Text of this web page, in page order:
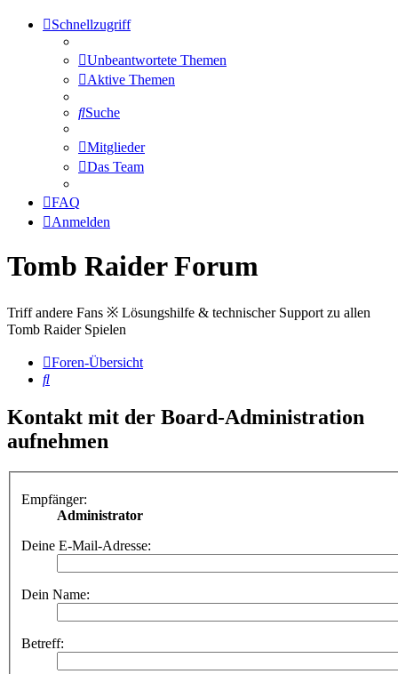
Schnellzugriff
Unbeantwortete Themen
Aktive Themen
Suche
Mitglieder
Das Team
FAQ
Anmelden
Tomb Raider Forum
Triff andere Fans ※ Lösungshilfe & technischer Support zu allen
Tomb Raider Spielen
Foren-Übersicht
Suche
Kontakt mit der Board-Administration
aufnehmen
Empfänger:
Administrator
Deine E-Mail-Adresse:
Dein Name:
Betreff: